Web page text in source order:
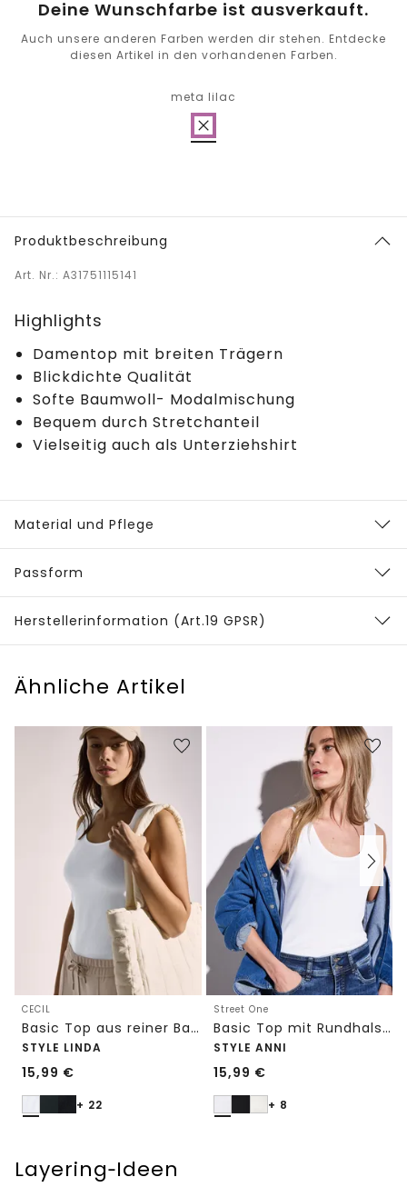
Deine Wunschfarbe ist ausverkauft.
Auch unsere anderen Farben werden dir stehen. Entdecke
diesen Artikel in den vorhandenen Farben.
meta lilac
Produktbeschreibung
Art. Nr.: A31751115141
Highlights
Damentop mit breiten Trägern
Blickdichte Qualität
Softe Baumwoll- Modalmischung
Bequem durch Stretchanteil
Vielseitig auch als Unterziehshirt
Material und Pflege
Passform
Herstellerinformation (Art.19 GPSR)
Ähnliche Artikel
CECIL
Basic Top aus reiner Baumwolle
STYLE LINDA
15,99 €
+ 22
Street One
Basic Top mit Rundhals in Unifarbe
STYLE ANNI
15,99 €
+ 8
Layering‑Ideen